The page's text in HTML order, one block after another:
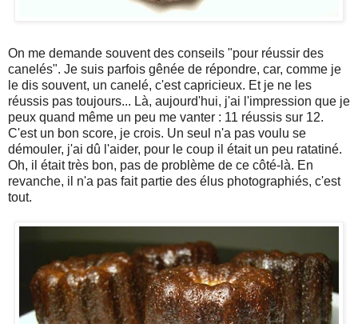
On me demande souvent des conseils "pour réussir des
canelés". Je suis parfois gênée de répondre, car, comme je
le dis souvent, un canelé, c'est capricieux. Et je ne les
réussis pas toujours... Là, aujourd'hui, j'ai l'impression que je
peux quand même un peu me vanter : 11 réussis sur 12.
C'est un bon score, je crois. Un seul n'a pas voulu se
démouler, j'ai dû l'aider, pour le coup il était un peu ratatiné.
Oh, il était très bon, pas de problème de ce côté-là. En
revanche, il n'a pas fait partie des élus photographiés, c'est
tout.